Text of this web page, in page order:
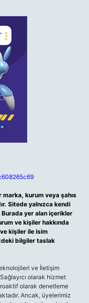
kurum veya şahıs
Sitede yalnızca kendi
Burada yer alan içerikler
ve kişiler hakkında
kişiler ile isim
bilgiler taslak
ve İletişim
olarak hizmet
olarak denetleme
Ancak, üyelerimiz